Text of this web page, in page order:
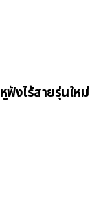
งไร้สายรุ่นใหม่